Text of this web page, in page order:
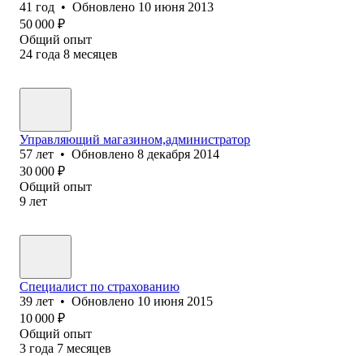
41 год • Обновлено 10 июня 2013
50 000 ₽
Общий опыт
24 года 8 месяцев
Управляющий магазином,администратор
57 лет • Обновлено 8 декабря 2014
30 000 ₽
Общий опыт
9 лет
Специалист по страхованию
39 лет • Обновлено 10 июня 2015
10 000 ₽
Общий опыт
3 года 7 месяцев